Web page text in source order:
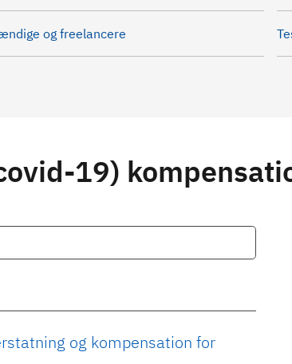
og freelancere
19)
og kompensation for